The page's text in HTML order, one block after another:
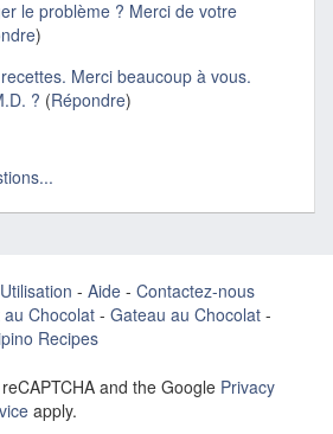
le problème ? Merci de votre
)
Merci beaucoup à vous.
? (Répondre)
- Aide - Contactez-nous
Chocolat- Gateau au Chocolat -
Recipes
and the Google Privacy
apply.